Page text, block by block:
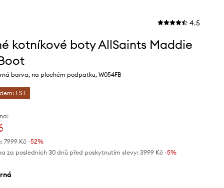
4.5
kotníkové boty AllSaints Maddie
barva, na plochém podpatku, W054FB
LST
7999 Kč-52%
za posledních 30 dnů před poskytnutím slevy: 3999 Kč -5%